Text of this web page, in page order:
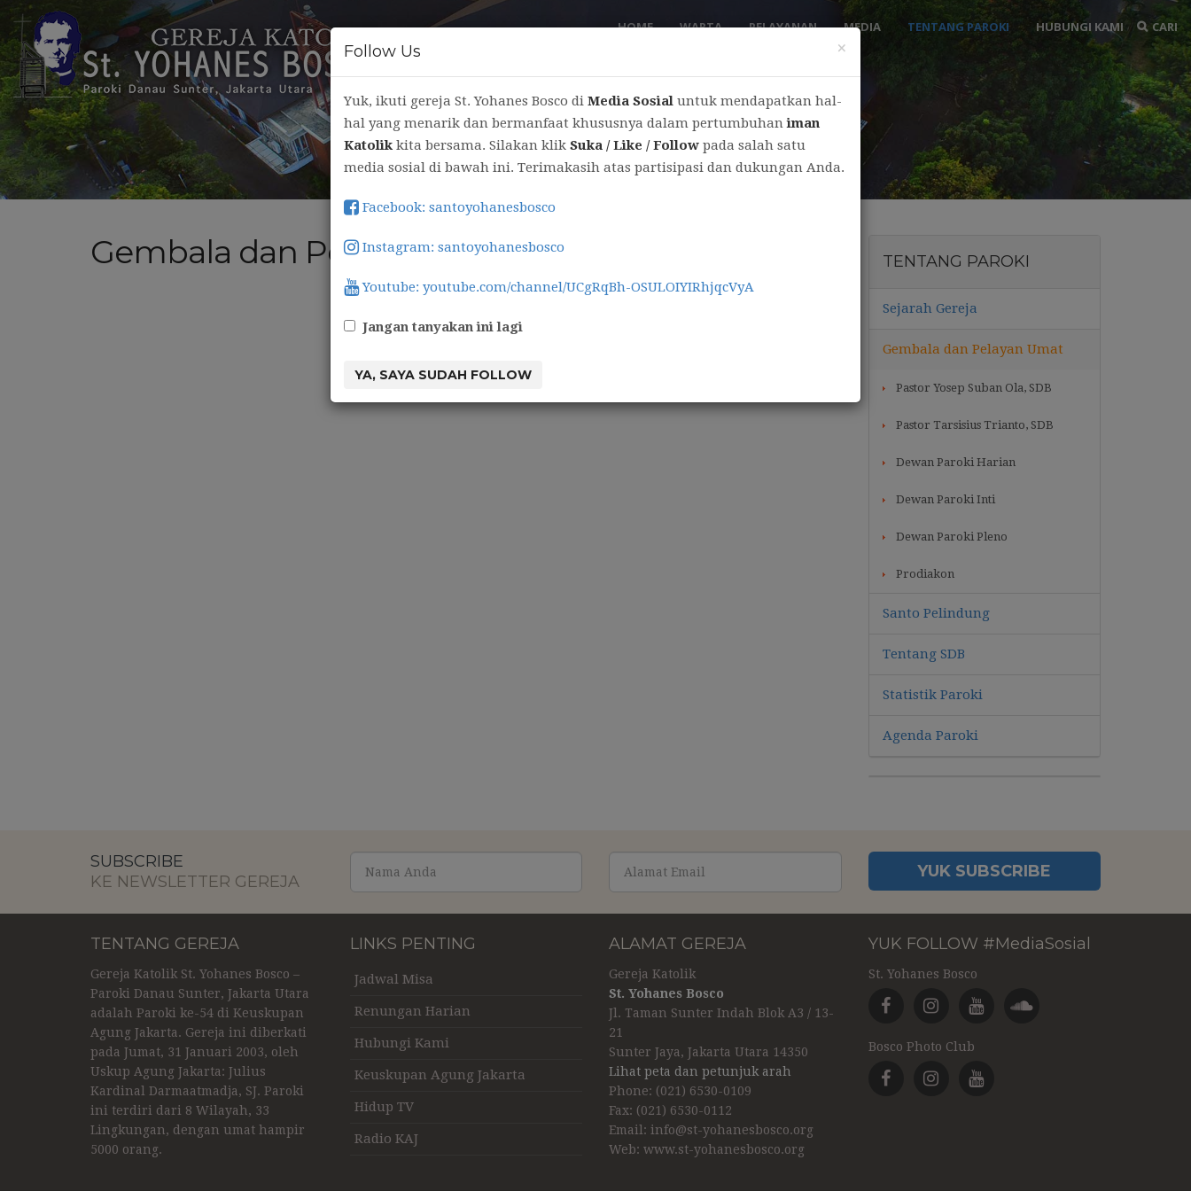
HOME WARTA PELAYANAN MEDIA TENTANG PAROKI HUBUNGI KAMI CARI
Gembala dan Pelayan Umat TENTANG PAROKI
Sejarah Gereja
Gembala dan Pelayan Umat
Pastor Yosep Suban Ola, SDB
Pastor Tarsisius Trianto, SDB
Dewan Paroki Harian
Dewan Paroki Inti
Dewan Paroki Pleno
Prodiakon
Santo Pelindung
Tentang SDB
Statistik Paroki
Agenda Paroki
SUBSCRIBE
KE NEWSLETTER GEREJA
YUK SUBSCRIBE
TENTANG GEREJA
Gereja Katolik St. Yohanes Bosco –
Paroki Danau Sunter, Jakarta Utara
adalah Paroki ke-54 di Keuskupan
Agung Jakarta. Gereja ini diberkati
pada Jumat, 31 Januari 2003, oleh
Uskup Agung Jakarta: Julius
Kardinal Darmaatmadja, SJ. Paroki
ini terdiri dari 8 Wilayah, 33
Lingkungan, dengan umat hampir
5000 orang.
LINKS PENTING
Jadwal Misa
Renungan Harian
Hubungi Kami
Keuskupan Agung Jakarta
Hidup TV
Radio KAJ
ALAMAT GEREJA
Gereja Katolik
St. Yohanes Bosco
Jl. Taman Sunter Indah Blok A3 / 13-
21
Sunter Jaya, Jakarta Utara 14350
Lihat peta dan petunjuk arah
Phone: (021) 6530-0109
Fax: (021) 6530-0112
Email: info@st-yohanesbosco.org
Web: www.st-yohanesbosco.org
YUK FOLLOW #MediaSosial
St. Yohanes Bosco
Bosco Photo Club
×
Follow Us
Yuk, ikuti gereja St. Yohanes Bosco di Media Sosial untuk mendapatkan hal-
hal yang menarik dan bermanfaat khususnya dalam pertumbuhaniman
Katolik kita bersama. Silakan klik Suka / Like / Follow pada salah satu
media sosial di bawah ini. Terimakasih atas partisipasi dan dukungan Anda.
Facebook: santoyohanesbosco
Instagram: santoyohanesbosco
Youtube: youtube.com/channel/UCgRqBh-OSULOIYIRhjqcVyA
Jangan tanyakan ini lagi
YA, SAYA SUDAH FOLLOW